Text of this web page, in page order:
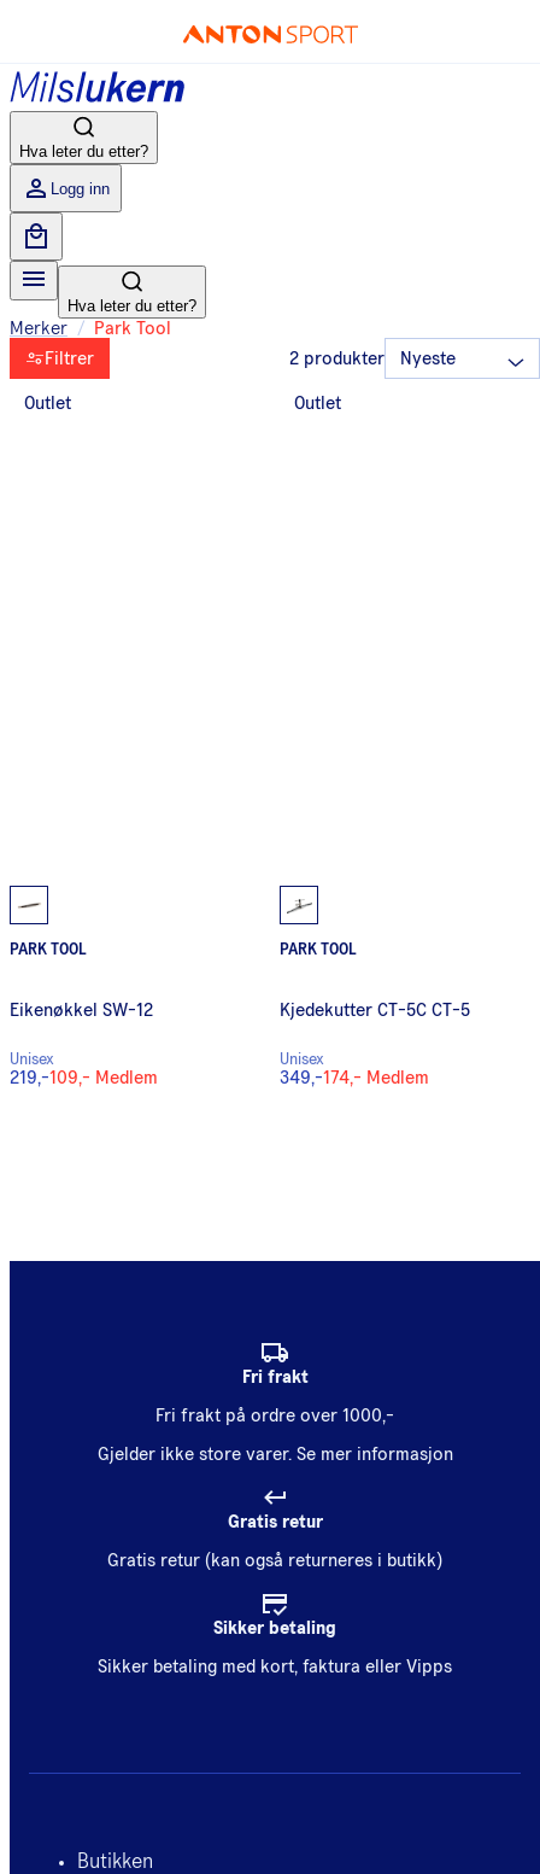
Hva leter du etter?
Logg inn
Hva leter du etter?
Merker /
Park Tool
Filtrer
2 produkter
Outlet
PARK TOOL
Eikenøkkel SW-12
Unisex
219,-109,- Medlem
Outlet
PARK TOOL
Kjedekutter CT-5C CT-5
Unisex
349,-174,- Medlem
Fri frakt
Fri frakt på ordre over 1000,-
Gjelder ikke store varer. Se mer informasjon
Gratis retur
Gratis retur (kan også returneres i butikk)
Sikker betaling
Sikker betaling med kort, faktura eller Vipps
Butikken